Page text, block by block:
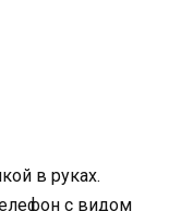
в руках.
с видом